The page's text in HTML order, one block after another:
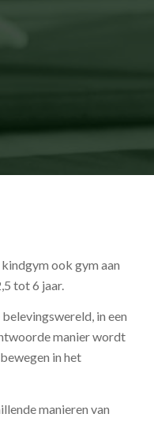
ook gym aan
tot 6 jaar.
in een
manier wordt
in het
manieren van